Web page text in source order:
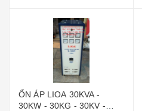
ỔN ÁP LIOA 30KVA -
30KW - 30KG - 30KV -